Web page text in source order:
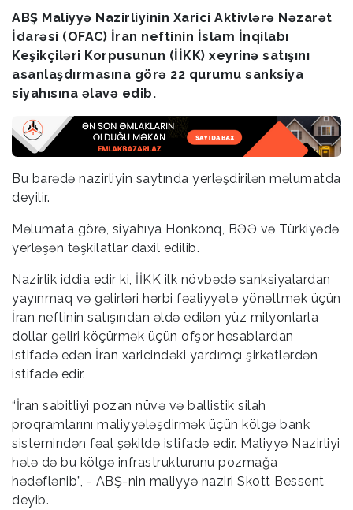
ABŞ Maliyyə Nazirliyinin Xarici Aktivlərə Nəzarət
İdarəsi (OFAC) İran neftinin İslam İnqilabı
Keşikçiləri Korpusunun (İİKK) xeyrinə satışını
asanlaşdırmasına görə 22 qurumu sanksiya
siyahısına əlavə edib.
Bu barədə nazirliyin saytında yerləşdirilən məlumatda
deyilir.
Məlumata görə, siyahıya Honkonq, BƏƏ və Türkiyədə
yerləşən təşkilatlar daxil edilib.
Nazirlik iddia edir ki, İİKK ilk növbədə sanksiyalardan
yayınmaq və gəlirləri hərbi fəaliyyətə yönəltmək üçün
İran neftinin satışından əldə edilən yüz milyonlarla
dollar gəliri köçürmək üçün ofşor hesablardan
istifadə edən İran xaricindəki yardımçı şirkətlərdən
istifadə edir.
“İran sabitliyi pozan nüvə və ballistik silah
proqramlarını maliyyələşdirmək üçün kölgə bank
sistemindən fəal şəkildə istifadə edir. Maliyyə Nazirliyi
hələ də bu kölgə infrastrukturunu pozmağa
hədəflənib”, - ABŞ-nin maliyyə naziri Skott Bessent
deyib.